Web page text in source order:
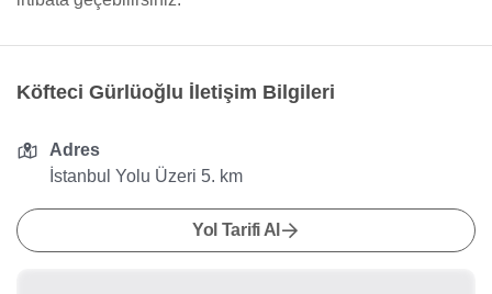
Köfteci Gürlüoğlu İletişim Bilgileri
Adres
İstanbul Yolu Üzeri 5. km
Yol Tarifi Al